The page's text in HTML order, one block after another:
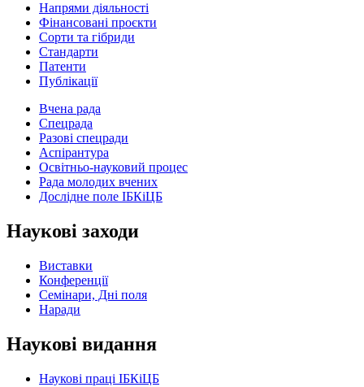
Напрями діяльності
Фінансовані проєкти
Сорти та гібриди
Стандарти
Патенти
Публікації
Вчена рада
Спецрада
Разові спецради
Аспірантура
Освітньо-науковий процес
Рада молодих вчених
Дослідне поле ІБКіЦБ
Наукові заходи
Виставки
Конференції
Семінари, Дні поля
Наради
Наукові видання
Наукові праці ІБКіЦБ